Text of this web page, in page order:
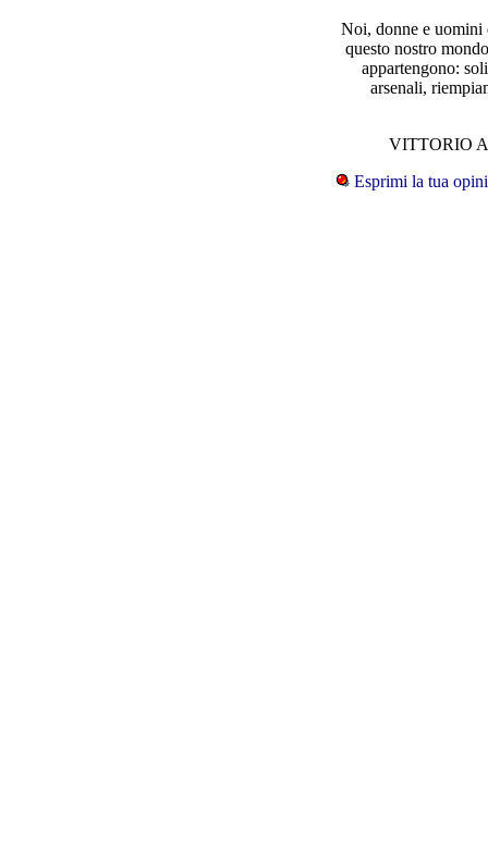
Noi, donne e uomini
questo nostro
appartengono:
arsenali,
VITTORIO
Esprimi la tua